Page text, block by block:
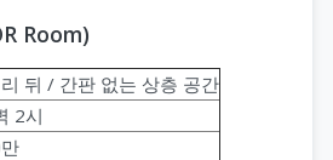
Room)
뒤 / 간판 없는 상층 공간
2시